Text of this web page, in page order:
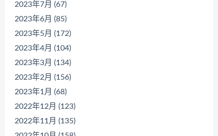
2023年7月 (67)
2023年6月 (85)
2023年5月 (172)
2023年4月 (104)
2023年3月 (134)
2023年2月 (156)
2023年1月 (68)
2022年12月 (123)
2022年11月 (135)